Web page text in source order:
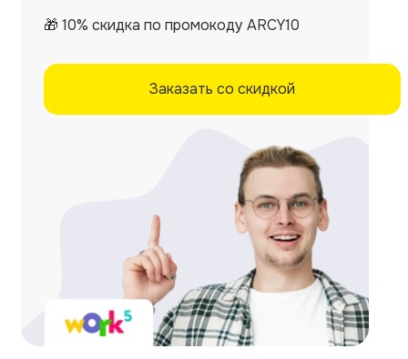
🎁 10% скидка по промокоду ARCY10
Заказать со скидкой